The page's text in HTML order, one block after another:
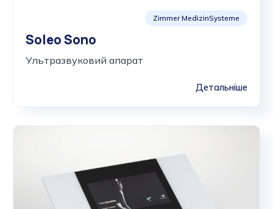
Zimmer MedizinSysteme
Soleo Sono
Ультразвуковий апарат
Детальніше